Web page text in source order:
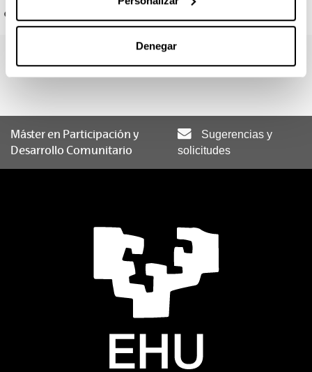
Denegar
Investigación-Acción y Metodologías para la Participación II
La Participación en las Instituciones y Organizaciones
Trabajo Fin de Máster
Trabajo fin de máster 20
Líneas de investigación
Máster en Participación y
Desarrollo Comunitario
Sugerencias y
solicitudes